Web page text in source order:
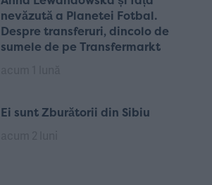
nevăzută a Planetei Fotbal.
Despre transferuri, dincolo de
sumele de pe Transfermarkt
Ei sunt Zburătorii din Sibiu